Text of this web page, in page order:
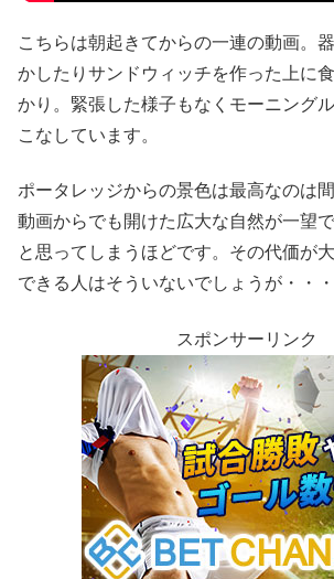
こちらは朝起きてからの一連の動画。
かしたりサンドウィッチを作った上に
かり。緊張した様子もなくモーニング
こなしています。
ポータレッジからの景色は最高なのは
動画からでも開けた広大な自然が一望
と思ってしまうほどです。その代価が
できる人はそういないでしょうが・・・
スポンサーリンク